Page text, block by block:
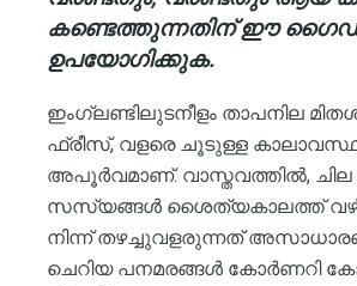
കണ്ടെത്തുന്നതിന് ഈ
ഉപയോഗിക്കുക.
ഇംഗ്ലണ്ടിലുടനീളം താപനില
ഫ്രീസ്, വളരെ ചൂടുള്ള
അപൂർവമാണ്. വാസ്തവത്തിൽ, ചില
സസ്യങ്ങൾ ശൈത്യകാലത്ത്
നിന്ന് തഴച്ചുവളരുന്നത്
ചെറിയ പനമരങ്ങൾ കോർണറി